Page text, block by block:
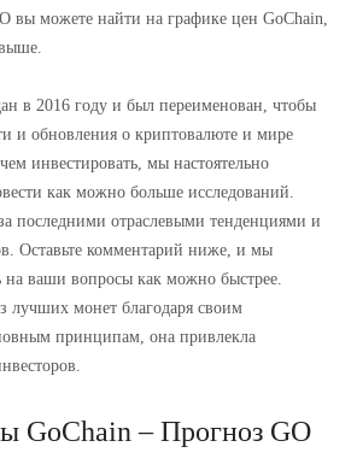
вы можете найти на графике цен GoChain,
в 2016 году и был переименован, чтобы
и обновления о криптовалюте и мире
инвестировать, мы настоятельно
как можно больше исследований.
последними отраслевыми тенденциями и
Оставьте комментарий ниже, и мы
на ваши вопросы как можно быстрее.
лучших монет благодаря своим
принципам, она привлекла
GoChain – Прогноз GO